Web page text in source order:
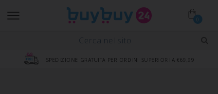
0
SPEDIZIONE GRATUITA PER ORDINI SUPERIORI A €69,99